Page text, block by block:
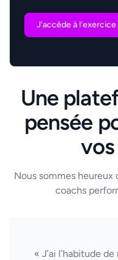
J'accède à l'exercice
Une
pensée
Nous sommes
coachs
« J’ai l’habitude